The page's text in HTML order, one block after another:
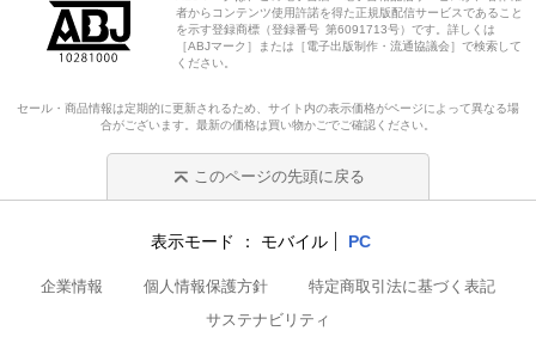
者からコンテンツ使用許諾を得た正規版配信サービスであること
を示す登録商標（登録番号 第6091713号）です。詳しくは
［ABJマーク］または［電子出版制作・流通協議会］で検索して
ください。
セール・商品情報は定期的に更新されるため、サイト内の表示価格がページによって異なる場
合がございます。最新の価格は買い物かごでご確認ください。
このページの先頭に戻る
表示モード モバイル PC
企業情報 個人情報保護方針
特定商取引法に基づく表記
サステナビリティ